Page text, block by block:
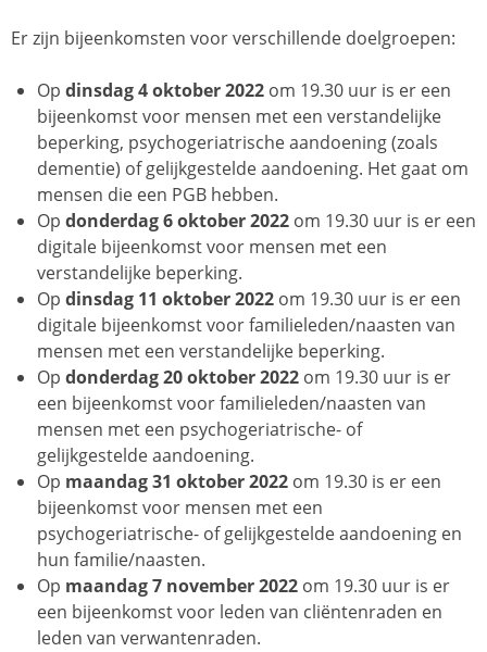
Er zijn bijeenkomsten voor verschillende doelgroepen:
Op dinsdag 4 oktober 2022 om 19.30 uur is er een
bijeenkomst voor mensen met een verstandelijke
beperking, psychogeriatrische aandoening (zoals
dementie) of gelijkgestelde aandoening. Het gaat om
mensen die een PGB hebben.
Op donderdag 6 oktober 2022 om 19.30 uur is er een
digitale bijeenkomst voor mensen met een
verstandelijke beperking.
Op dinsdag 11 oktober 2022 om 19.30 uur is er een
digitale bijeenkomst voor familieleden/naasten van
mensen met een verstandelijke beperking.
Op donderdag 20 oktober 2022 om 19.30 uur is er
een bijeenkomst voor familieleden/naasten van
mensen met een psychogeriatrische- of
gelijkgestelde aandoening.
Op maandag 31 oktober 2022 om 19.30 is er een
bijeenkomst voor mensen met een
psychogeriatrische- of gelijkgestelde aandoening en
hun familie/naasten.
Op maandag 7 november 2022 om 19.30 uur is er
een bijeenkomst voor leden van cliëntenraden en
leden van verwantenraden.